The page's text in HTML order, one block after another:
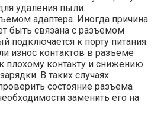
удаления пыли.
адаптера. Иногда причина
быть связана с разъемом
подключается к порту питания.
износ контактов в разъеме
плохому контакту и снижению
В таких случаях
состояние разъема
заменить его на